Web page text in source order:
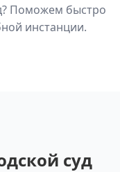
Поможем быстро
инстанции.
суд